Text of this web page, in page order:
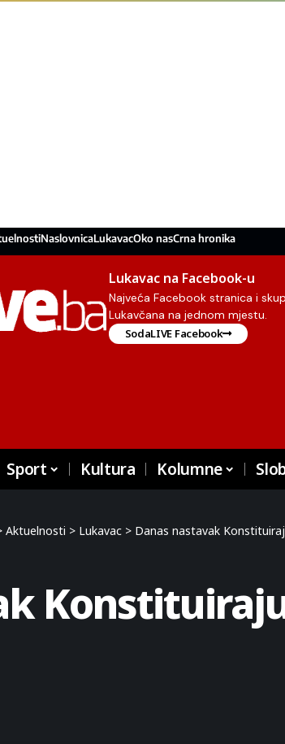
NaslovnicaLukavacOko nasCrna hronika
Lukavac na Facebook-u
Najveća Facebook stranica i skup
Lukavčana na jednom mjestu.
SodaLIVE Facebook
Sport Kultura Kolumne
Aktuelnosti > Lukavac > Danas nastavak